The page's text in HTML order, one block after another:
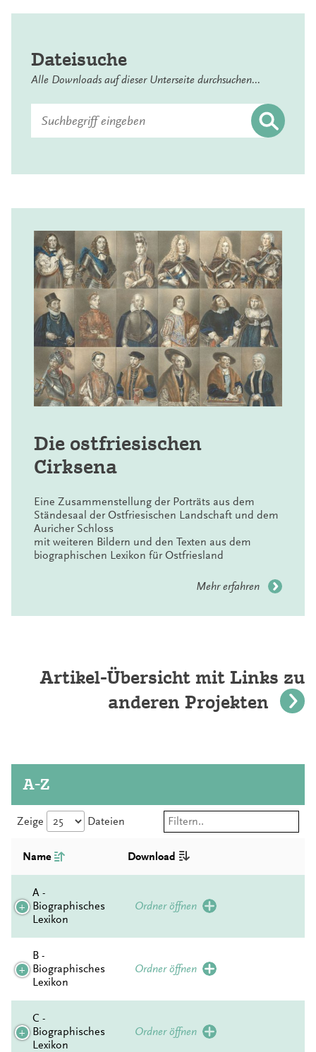
Dateisuche
Alle Downloads auf dieser Unterseite durchsuchen...
nach:
Die ostfriesischen
Cirksena
Eine Zusammenstellung der Porträts aus dem
Ständesaal der Ostfriesischen Landschaft und dem
Auricher Schloss
mit weiteren Bildern und den Texten aus dem
biographischen Lexikon für Ostfriesland
Mehr erfahren
Artikel-Übersicht mit Links zu
anderen Projekten
A-Z
Zeige Dateien
Name Download
A -
Biographisches
Lexikon
Ordner öffnen
B -
Biographisches
Lexikon
Ordner öffnen
C -
Biographisches
Lexikon
Ordner öffnen